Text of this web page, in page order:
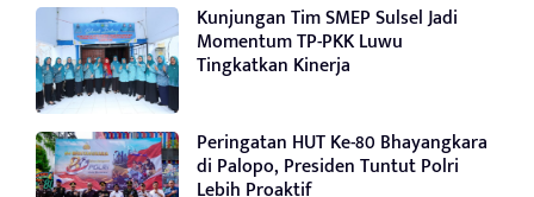
Kunjungan Tim SMEP Sulsel Jadi
Momentum TP-PKK Luwu
Tingkatkan Kinerja
Peringatan HUT Ke-80 Bhayangkara
di Palopo, Presiden Tuntut Polri
Lebih Proaktif